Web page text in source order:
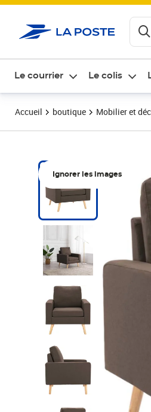
Le courrier Le colis
Accueil boutique Mobilier et
Ignorer les images